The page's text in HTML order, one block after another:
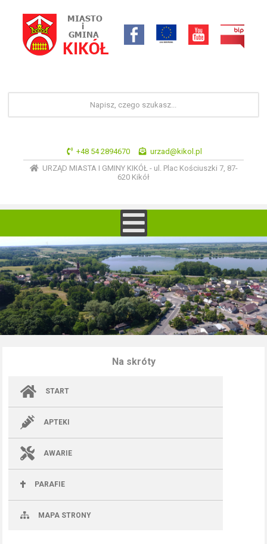
+48 54 2894670
urzad@kikol.pl
URZĄD MIASTA I GMINY KIKÓŁ - ul. Plac Kościuszki 7, 87-
620 Kikół
Na skróty
START
APTEKI
AWARIE
PARAFIE
MAPA STRONY